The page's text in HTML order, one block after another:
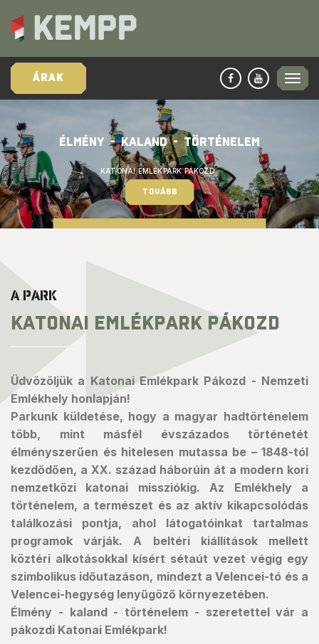
ÁRAK
ÉLMÉNY  -  KALAND  -  TÖRTÉNELEM
KATONAI EMLÉKPARK PÁKOZD
TOVÁBB
A PARK
KATONAI EMLÉKPARK PÁKOZD
Üdvözöljük a Katonai Emlékpark Pákozd - Nemzeti
Emlékhely honlapján!
Parkunk küldetése, hogy a magyar hadtörténelem
több, mint másfél évszázados történetét
élményszerűen és hitelesen mutassa be – 1848-tól
kezdődően, a XX. század háborúin át a modern kori
nemzetközi katonai missziókig. Az Emlékhely a
történelem, a természet és az aktív kikapcsolódás
találkozási pontja, ahol látogatóinkat tartalmas
programok várják. A beltéri kiállítások mellett
köztéri alkotásokkal kísért sétaút vezet végig egy
szimbolikus időutazáson, mindezt a Velencei-tó és a
Velencei-hegység lenyűgöző környezetében.
Élmény - kaland - történelem - szeretettel vár a
pákozdi Katonai Emlékpark!